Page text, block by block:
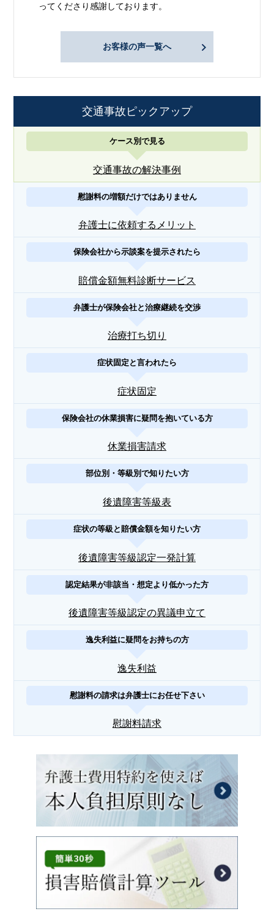
ってくださり感謝しております。
お客様の声一覧へ
交通事故ピックアップ
ケース別で見る
交通事故の解決事例
慰謝料の増額だけではありません
弁護士に依頼するメリット
保険会社から示談案を提示されたら
賠償金額無料診断サービス
弁護士が保険会社と治療継続を交渉
治療打ち切り
症状固定と言われたら
症状固定
保険会社の休業損害に疑問を抱いている方
休業損害請求
部位別・等級別で知りたい方
後遺障害等級表
症状の等級と賠償金額を知りたい方
後遺障害等級認定一発計算
認定結果が非該当・想定より低かった方
後遺障害等級認定の異議申立て
逸失利益に疑問をお持ちの方
逸失利益
慰謝料の請求は弁護士にお任せ下さい
慰謝料請求